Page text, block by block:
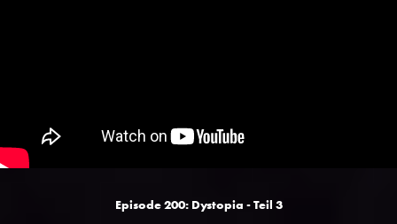
Episode 200: Dystopia - Teil 3